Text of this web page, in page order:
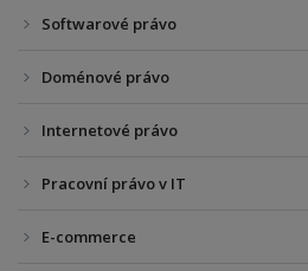
Softwarové právo
Doménové právo
Internetové právo
Pracovní právo v IT
E-commerce